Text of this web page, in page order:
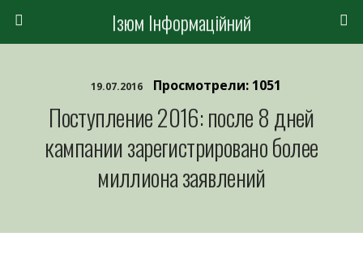
Ізюм Інформаційний
19.07.2016 Просмотрели: 1051
Поступление 2016: после 8 дней
кампании зарегистрировано более
миллиона заявлений